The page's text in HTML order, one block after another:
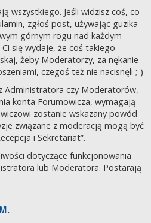
wszystkiego. Jeśli widzisz coś, co
zgłoś post, używając guzika
górnym rogu nad każdym
się wydaje, że coś takiego
żeby Moderatorzy, za nękanie
czegoś też nie nacisnęli ;-)
Administratora czy Moderatorów,
konta Forumowicza, wymagają
zostanie wskazany powód
związane z moderacją mogą być
i Sekretariat”.
dotyczące funkcjonowania
lub Moderatora. Postarają